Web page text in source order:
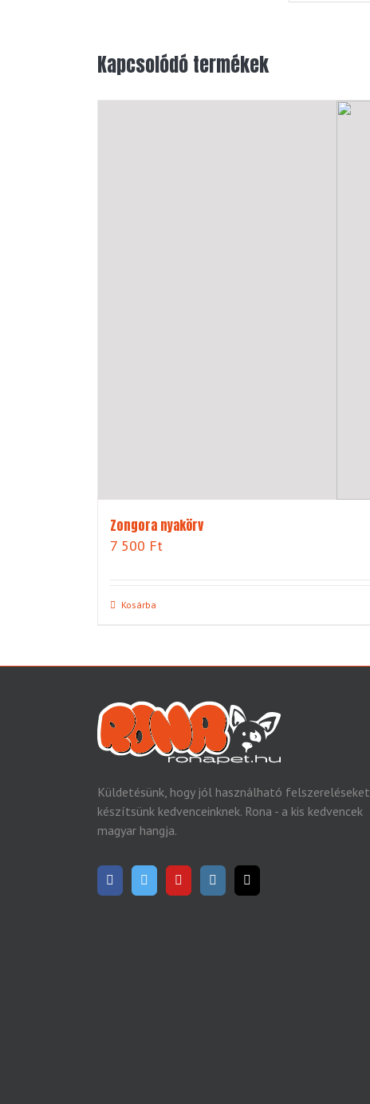
Kapcsolódó termékek
Zongora nyakörv
7 500 Ft
Kosárba
Küldetésünk, hogy jól használható felszereléseket
készítsünk kedvenceinknek. Rona - a kis kedvencek
magyar hangja.